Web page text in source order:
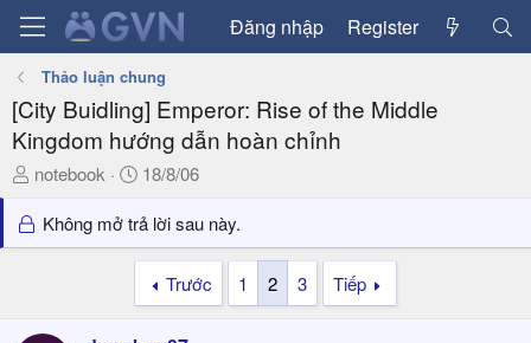
Đăng nhập Register
Thảo luận chung
[City Buidling] Emperor: Rise of the Middle
Kingdom hướng dẫn hoàn chỉnh
T
r
e
notebook
N
à
y
18/8/06
Không mở trả lời sau này.
Trước 1 2 3 Tiếp